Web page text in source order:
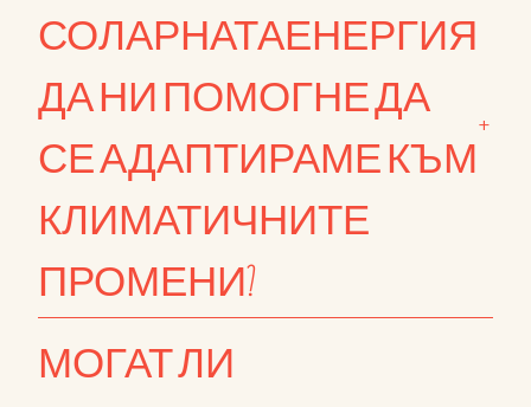
СОЛАРНАТАЕНЕРГИЯ
ДА НИ ПОМОГНЕ ДА
СЕ АДАПТИРАМЕ КЪМ
КЛИМАТИЧНИТЕ
ПРОМЕНИ?
+
МОГАТ ЛИ